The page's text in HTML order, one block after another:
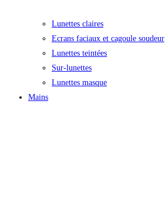
Lunettes claires
Ecrans faciaux et cagoule soudeur
Lunettes teintées
Sur-lunettes
Lunettes masque
Mains